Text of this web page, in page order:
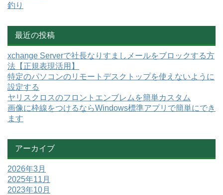
釣り
最近の投稿
xchange Serverで社長なりすましメールをブロックする方
法【正規表現活用】
特定のパソコンのリモートデスクトップを使えないように
設定する
ヤリスクロスのフロントエンブレムを簡単カスタム
画像に枠線をつけるならWindows標準アプリで簡単にでき
ます
アーカイブ
2026年3月
2025年11月
2023年10月